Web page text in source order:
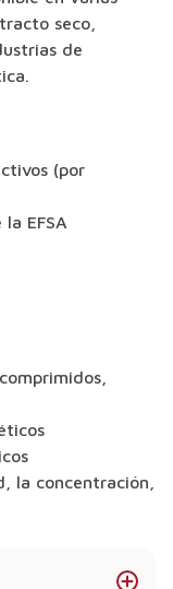
seco,
de
(por
EFSA
la concentración,